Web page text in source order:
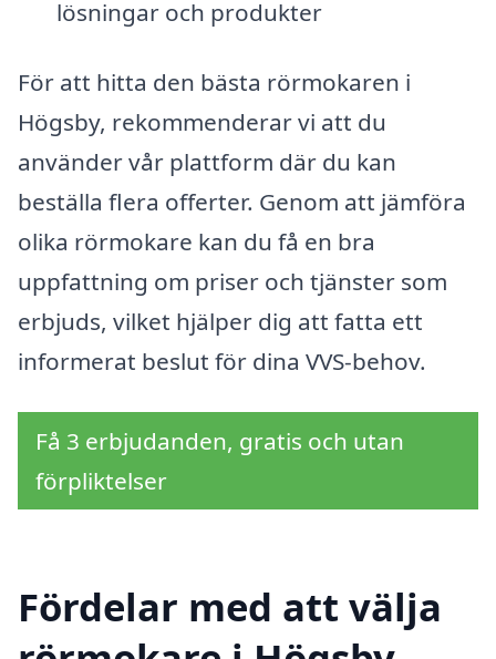
lösningar och produkter
För att hitta den bästa rörmokaren i
Högsby, rekommenderar vi att du
använder vår plattform där du kan
beställa flera offerter. Genom att jämföra
olika rörmokare kan du få en bra
uppfattning om priser och tjänster som
erbjuds, vilket hjälper dig att fatta ett
informerat beslut för dina VVS-behov.
Få 3 erbjudanden, gratis och utan
förpliktelser
Fördelar med att välja